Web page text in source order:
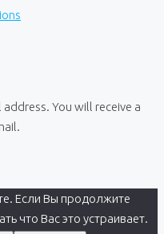
You will receive a
Если Вы продолжите
что Вас это устраивает.